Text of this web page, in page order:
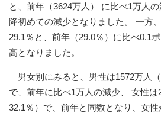
と、前年（3624万人） に比べ1万人
降初めての減少となりました。 一方
29.1％と、前年（29.0％）に比べ0.1
高となりました。
男女別にみると、男性は1572万人（
で、前年に比べ1万人の減少、 女性
32.1％）で、前年と同数となり、女性